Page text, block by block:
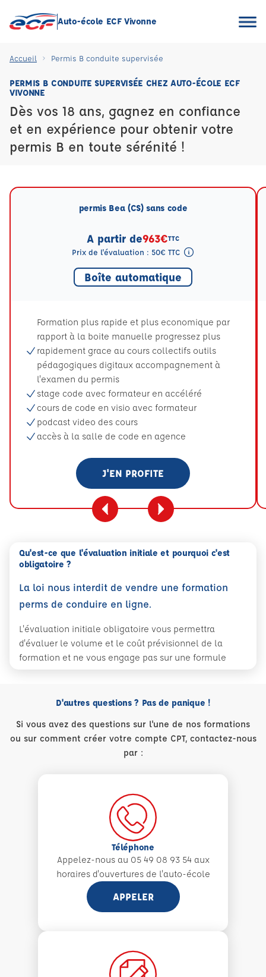
Auto-école ECF Vivonne
Accueil Permis B conduite supervisée
PERMIS B CONDUITE SUPERVISÉE CHEZ AUTO-ÉCOLE ECF
VIVONNE
Dès vos 18 ans, gagnez en confiance
et en expérience pour obtenir votre
permis B en toute sérénité !
permis Bea (CS) sans code
A partir de963€TTC
Prix de l'évaluation : 50€ TTC
Boîte automatique
Formation plus rapide et plus economique par
rapport à la boite manuelle progressez plus
rapidement grace au cours collectifs outils
pédagogiques digitaux accompagnement à
l'examen du permis
stage code avec formateur en accéléré
cours de code en visio avec formateur
podcast video des cours
accès à la salle de code en agence
J'EN PROFITE
Qu'est-ce que l'évaluation initiale et pourquoi c'est
obligatoire ?
La loi nous interdit de vendre une formation
perms de conduire en ligne.
L'évaluation initiale obligatoire vous permettra
d'évaluer le volume et le coût prévisionnel de la
formation et ne vous engage pas sur une formule
D'autres questions ? Pas de panique !
Si vous avez des questions sur l'une de nos formations
ou sur comment créer votre compte CPT, contactez-nous
par :
Téléphone
Appelez-nous au 05 49 08 93 54 aux
horaires d'ouvertures de l'auto-école
APPELER